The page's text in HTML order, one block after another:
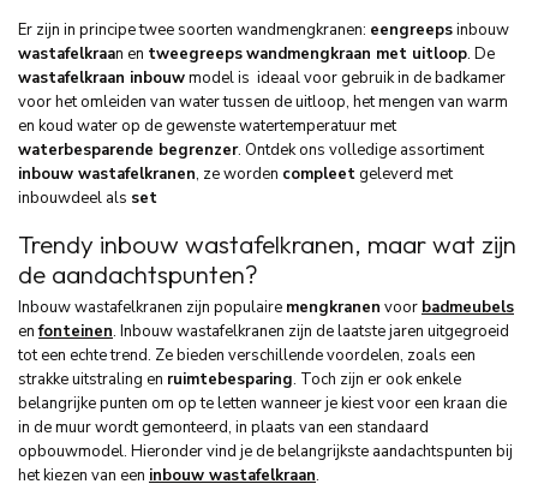
Er zijn in principe twee soorten wandmengkranen: eengreepsinbouw
wastafelkraan en tweegreepswandmengkraan met uitloop. De
wastafelkraan inbouwmodel is ideaal voor gebruik in de badkamer
voor het omleiden van water tussen de uitloop, het mengen van warm
en koud water op de gewenste watertemperatuur met
waterbesparende begrenzer. Ontdek ons volledige assortiment
inbouw wastafelkranen, ze worden compleetgeleverd met
inbouwdeel als set
Trendy inbouw wastafelkranen, maar wat zijn
de aandachtspunten?
Inbouw wastafelkranen zijn populaire mengkranen voor badmeubels
enfonteinen. Inbouw wastafelkranen zijn de laatste jaren uitgegroeid
tot een echte trend. Ze bieden verschillende voordelen, zoals een
strakke uitstraling en ruimtebesparing. Toch zijn er ook enkele
belangrijke punten om op te letten wanneer je kiest voor een kraan die
in de muur wordt gemonteerd, in plaats van een standaard
opbouwmodel. Hieronder vind je de belangrijkste aandachtspunten bij
het kiezen van een inbouw wastafelkraan.